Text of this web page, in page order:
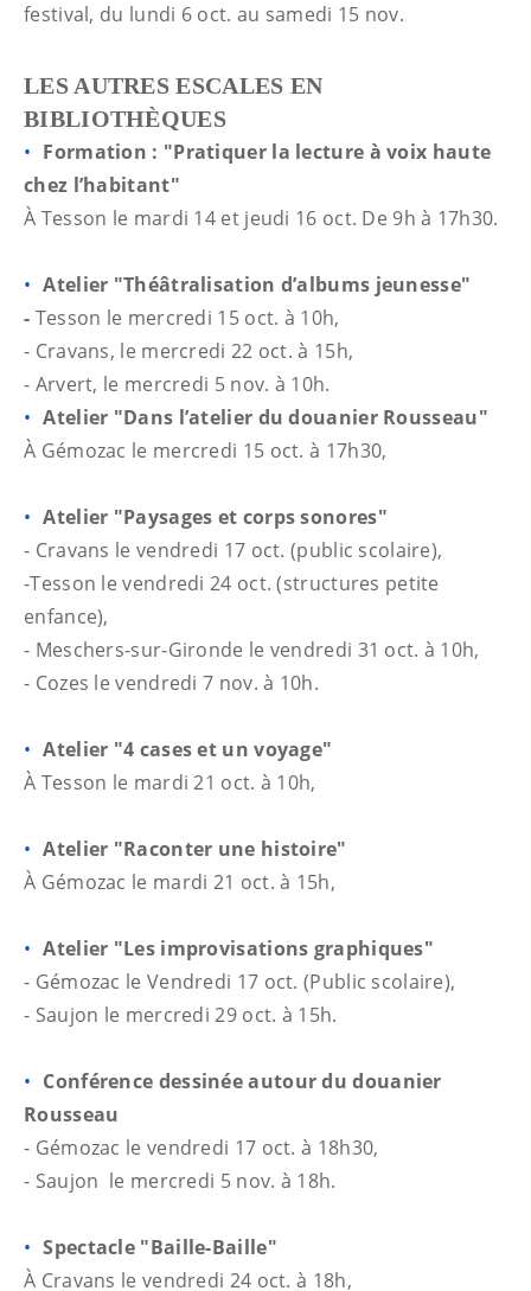
festival, du lundi 6 oct. au samedi 15 nov.
LES AUTRES ESCALES EN
BIBLIOTHÈQUES
Formation : "Pratiquer la lecture à voix haute
chez l’habitant"
À Tesson le mardi 14 et jeudi 16 oct. De 9h à 17h30.
Atelier "Théâtralisation d’albums jeunesse"
- Tesson le mercredi 15 oct. à 10h,
- Cravans, le mercredi 22 oct. à 15h,
- Arvert, le mercredi 5 nov. à 10h.
Atelier "Dans l’atelier du douanier Rousseau"
À Gémozac le mercredi 15 oct. à 17h30,
Atelier "Paysages et corps sonores"
- Cravans le vendredi 17 oct. (public scolaire),
-Tesson le vendredi 24 oct. (structures petite
enfance),
- Meschers-sur-Gironde le vendredi 31 oct. à 10h,
- Cozes le vendredi 7 nov. à 10h.
Atelier "4 cases et un voyage"
À Tesson le mardi 21 oct. à 10h,
Atelier "Raconter une histoire"
À Gémozac le mardi 21 oct. à 15h,
Atelier "Les improvisations graphiques"
- Gémozac le Vendredi 17 oct. (Public scolaire),
- Saujon le mercredi 29 oct. à 15h.
Conférence dessinée autour du douanier
Rousseau
- Gémozac le vendredi 17 oct. à 18h30,
- Saujon le mercredi 5 nov. à 18h.
Spectacle "Baille-Baille"
À Cravans le vendredi 24 oct. à 18h,